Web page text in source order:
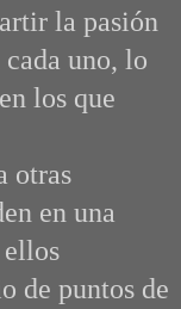
la pasión
uno, lo
los que
otras
en una
de puntos de